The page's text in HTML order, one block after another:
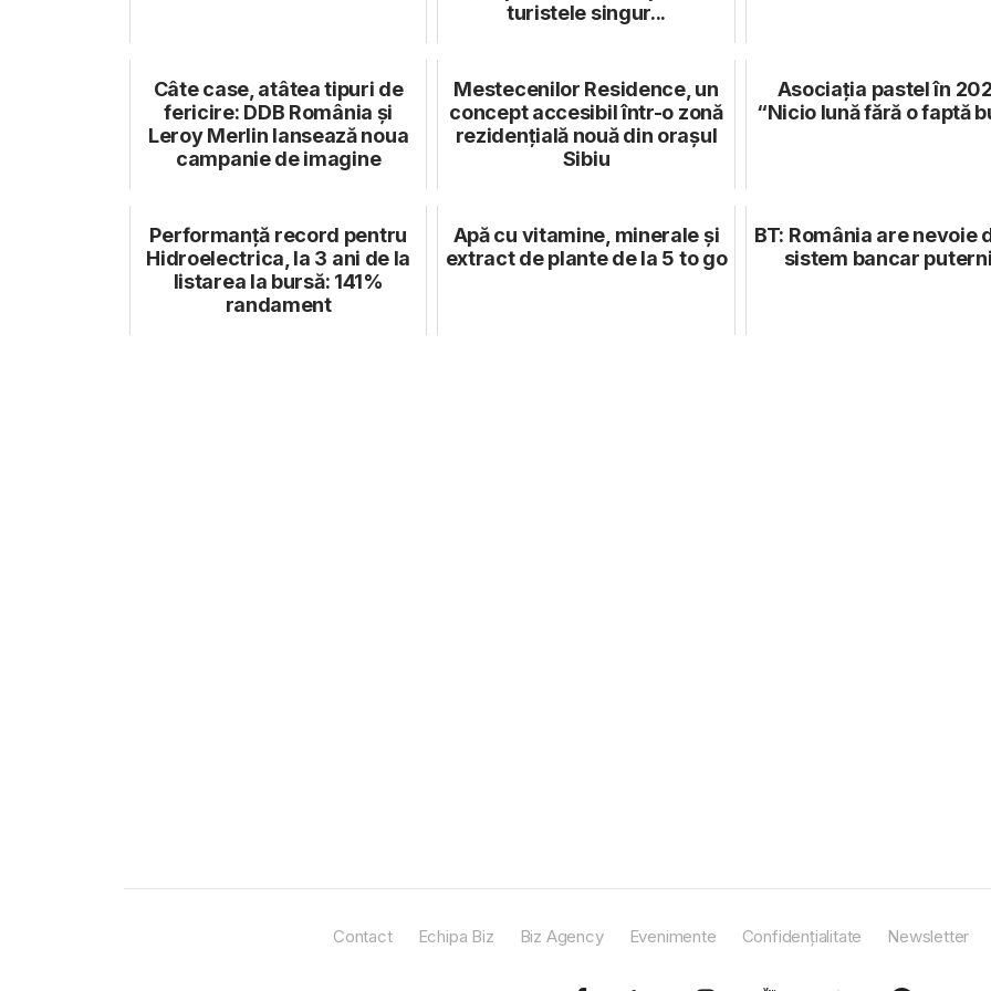
turistele singur...
Câte case, atâtea tipuri de
fericire: DDB România și
Leroy Merlin lansează noua
campanie de imagine
Mestecenilor Residence, un
concept accesibil într-o zonă
rezidențială nouă din orașul
Sibiu
Asociația pastel în
“Nicio lună fără o faptă
Performanță record pentru
Hidroelectrica, la 3 ani de la
listarea la bursă: 141%
randament
Apă cu vitamine, minerale și
extract de plante de la 5 to go
BT: România are nevoie
sistem bancar
Contact Echipa Biz Biz Agency Evenimente Confidențialitate Newsletter